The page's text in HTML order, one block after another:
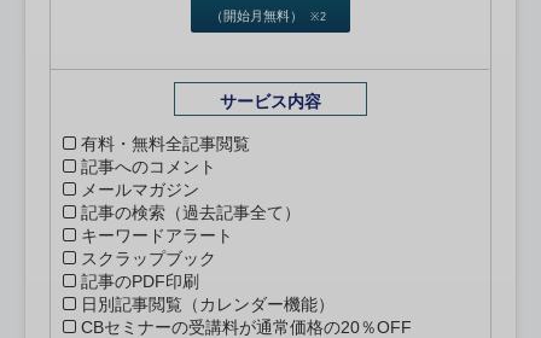
（開始月無料） ※2
サービス内容
有料・無料全記事閲覧
記事へのコメント
メールマガジン
記事の検索（過去記事全て）
キーワードアラート
スクラップブック
記事のPDF印刷
日別記事閲覧（カレンダー機能）
CBセミナーの受講料が通常価格の20％OFF